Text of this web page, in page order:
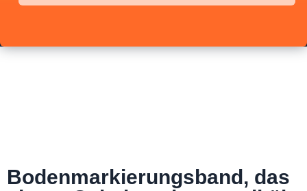
Bodenmarkierungsband, das